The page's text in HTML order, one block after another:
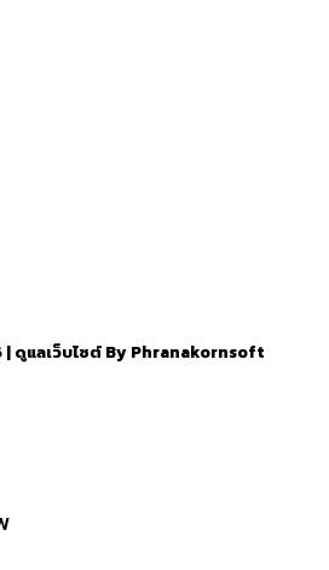
ดูแลเว็บไซต์ By Phranakornsoft